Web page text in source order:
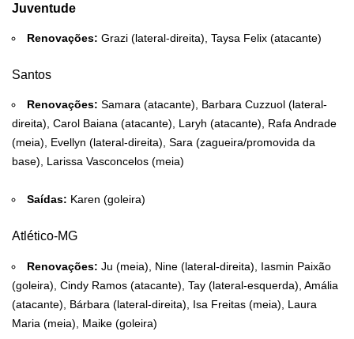
Juventude
Renovações:Grazi (lateral-direita), Taysa Felix (atacante)
Santos
Renovações:Samara (atacante), Barbara Cuzzuol (lateral-
direita), Carol Baiana (atacante), Laryh (atacante), Rafa Andrade
(meia), Evellyn (lateral-direita), Sara (zagueira/promovida da
base), Larissa Vasconcelos (meia)
Saídas: Karen (goleira)
Atlético-MG
Renovações:Ju (meia), Nine (lateral-direita), Iasmin Paixão
(goleira), Cindy Ramos (atacante), Tay (lateral-esquerda), Amália
(atacante), Bárbara (lateral-direita), Isa Freitas (meia), Laura
Maria (meia), Maike (goleira)